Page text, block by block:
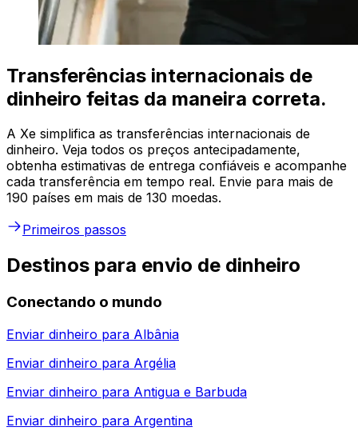
Transferências internacionais de
dinheiro feitas da maneira correta.
A Xe simplifica as transferências internacionais de
dinheiro. Veja todos os preços antecipadamente,
obtenha estimativas de entrega confiáveis e acompanhe
cada transferência em tempo real. Envie para mais de
190 países em mais de 130 moedas.
Primeiros passos
Destinos para envio de dinheiro
Conectando o mundo
Enviar dinheiro para Albânia
Enviar dinheiro para Argélia
Enviar dinheiro para Antigua e Barbuda
Enviar dinheiro para Argentina